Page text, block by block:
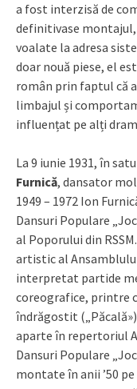
a fost interzisă de
definitivase
voalate la adresa
doar nouă piese, el
român prin faptul că
limbajul și
influențat pe alți
La 9 iunie 1931, în
Furnică, dansator
1949 – 1972 Ion
Dansuri Populare
al Poporului din
artistic al
interpretat partide
coreografice, printre
îndrăgostit
aparte în repertoriul
Dansuri Populare
montate în anii ’50